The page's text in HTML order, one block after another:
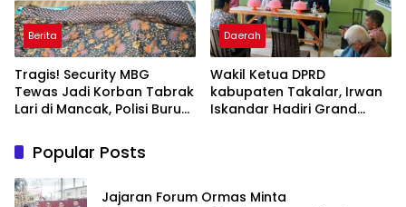
Berita
Tragis! Security MBG
Tewas Jadi Korban Tabrak
Lari di Mancak, Polisi Buru
Kijang Innova
Daerah
Wakil Ketua DPRD
kabupaten Takalar, Irwan
Iskandar Hadiri Grand
umum.
Popular Posts
Jajaran Forum Ormas Minta